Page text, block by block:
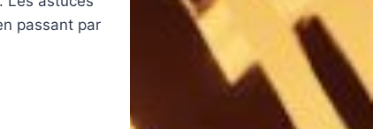
passant par